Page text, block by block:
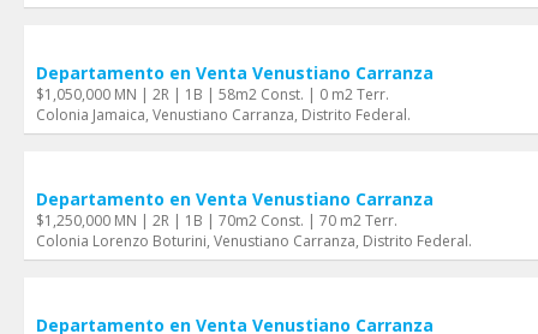
Departamento en Venta Venustiano Carranza
$1,050,000 MN | 2R | 1B | 58m2 Const. | 0 m2 Terr.
Colonia Jamaica, Venustiano Carranza, Distrito Federal.
Departamento en Venta Venustiano Carranza
$1,250,000 MN | 2R | 1B | 70m2 Const. | 70 m2 Terr.
Colonia Lorenzo Boturini, Venustiano Carranza, Distrito Federal.
Departamento en Venta Venustiano Carranza